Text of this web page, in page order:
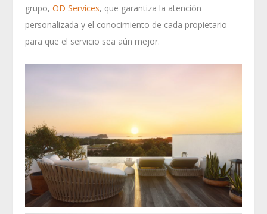
grupo,OD Services, que garantiza la atención
personalizada y el conocimiento de cada propietario
para que el servicio sea aún mejor.